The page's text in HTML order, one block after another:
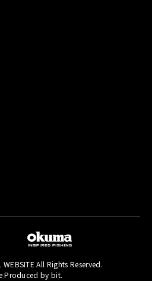
WEBSITE All Rights Reserved.
Produced by bit.